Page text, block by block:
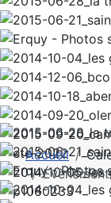
Accueil